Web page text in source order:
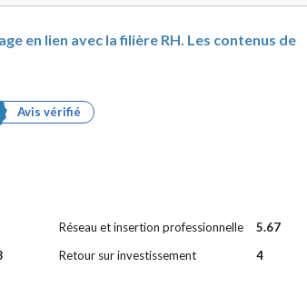
en lien avec la filière RH. Les contenus de
Avis vérifié
Réseau et insertion professionnelle
5.67
Retour sur investissement
4